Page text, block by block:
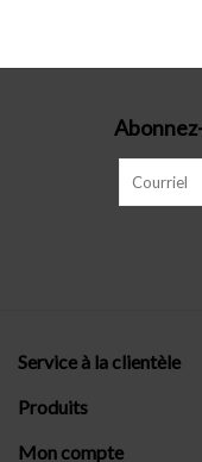
Service à la clientèle
Produits
Mon compte